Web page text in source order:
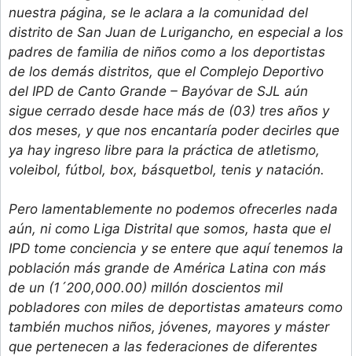
nuestra página, se le aclara a la comunidad del
distrito de San Juan de Lurigancho, en especial a los
padres de familia de niños como a los deportistas
de los demás distritos, que el Complejo Deportivo
del IPD de Canto Grande – Bayóvar de SJL aún
sigue cerrado desde hace más de (03) tres años y
dos meses, y que nos encantaría poder decirles que
ya hay ingreso libre para la práctica de atletismo,
voleibol, fútbol, box, básquetbol, tenis y natación.
Pero lamentablemente no podemos ofrecerles nada
aún, ni como Liga Distrital que somos, hasta que el
IPD tome conciencia y se entere que aquí tenemos la
población más grande de América Latina con más
de un (1´200,000.00) millón doscientos mil
pobladores con miles de deportistas amateurs como
también muchos niños, jóvenes, mayores y máster
que pertenecen a las federaciones de diferentes